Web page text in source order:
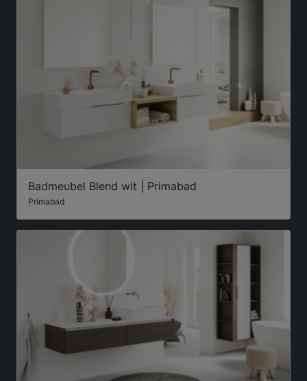
Badmeubel Blend wit | Primabad
Primabad